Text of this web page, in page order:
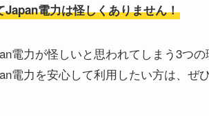
Japan電力は怪しくありません！
電力が怪しいと思われてしまう3つの
電力を安心して利用したい方は、ぜ